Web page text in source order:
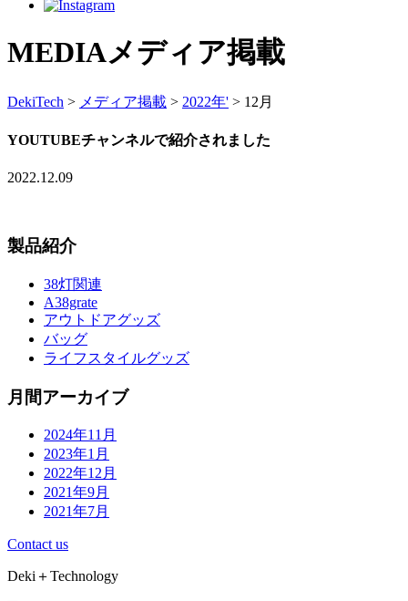
MEDIAメディア掲載
DekiTech > メディア掲載 > 2022年' > 12月
YOUTUBEチャンネルで紹介されました
2022.12.09
製品紹介
38灯関連
A38grate
アウトドアグッズ
バッグ
ライフスタイルグッズ
月間アーカイブ
2024年11月
2023年1月
2022年12月
2021年9月
2021年7月
Contact us
Deki＋Technology